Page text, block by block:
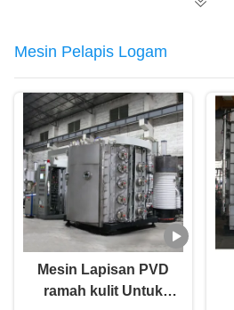
Mesin Pelapis Logam
Mesin Lapisan PVD
ramah kulit Untuk